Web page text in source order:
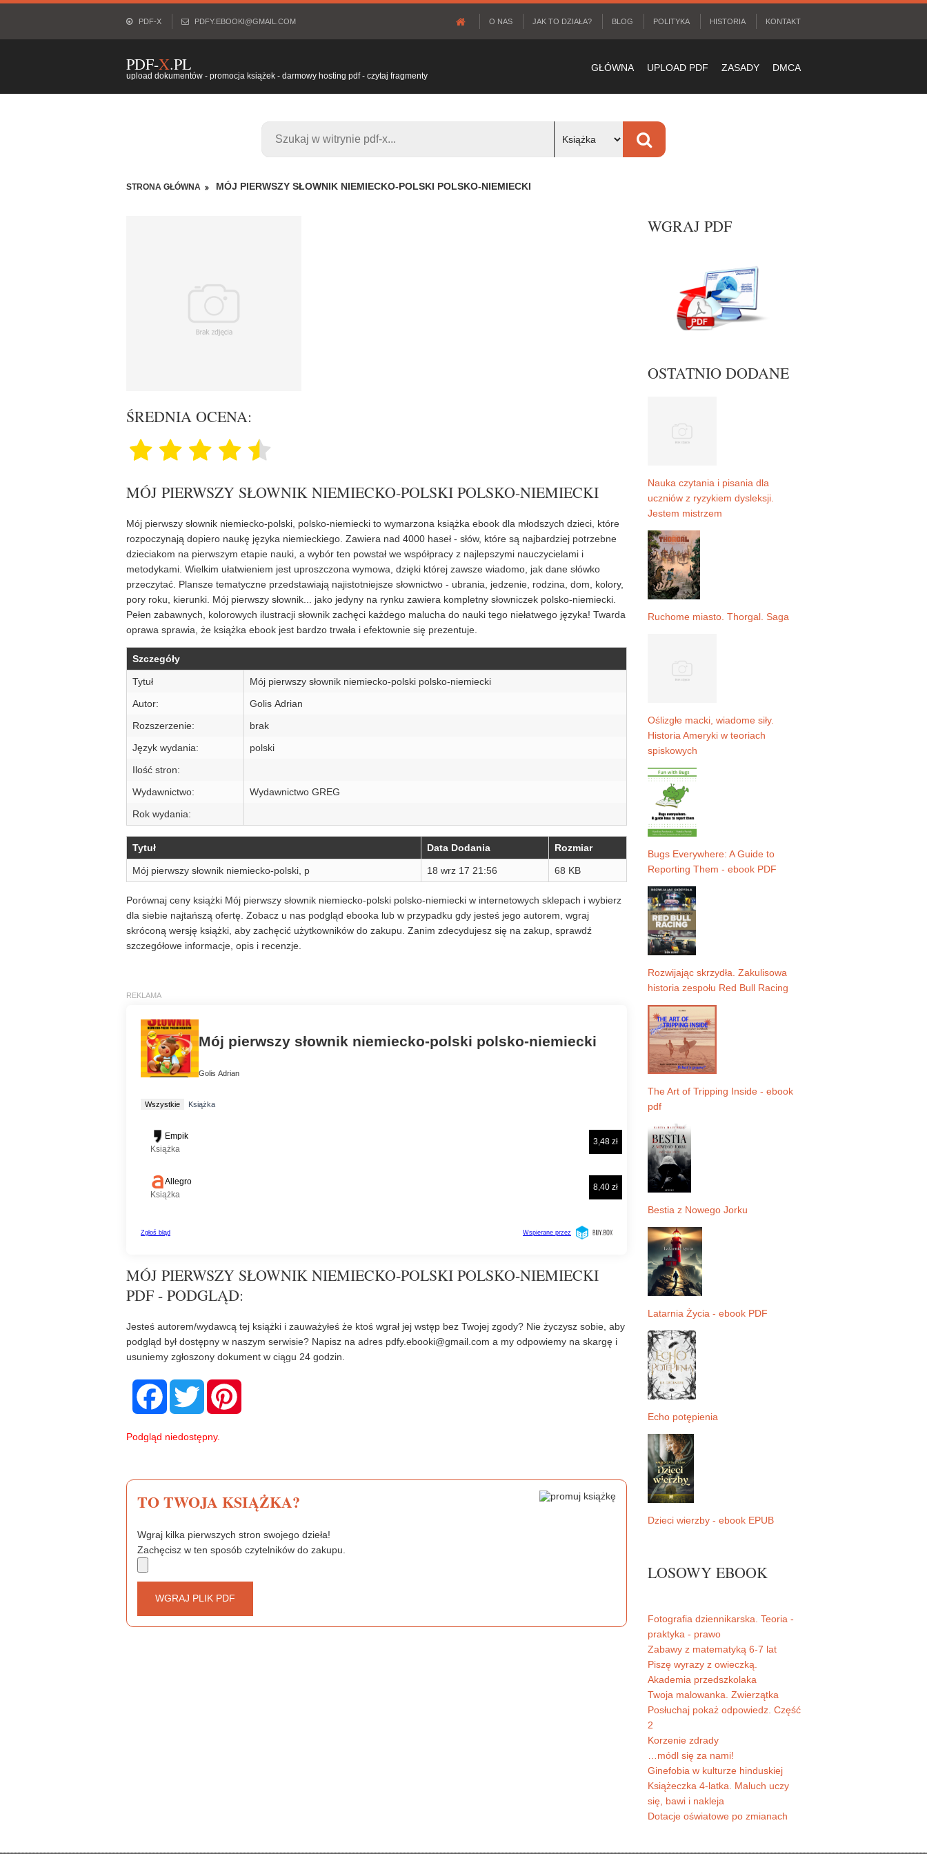
PDF-X PDFY.EBOOKI@GMAIL.COM O NAS JAK TO DZIAŁA? BLOG POLITYKA HISTORIA KONTAKT
PDF-X.PL
upload dokumentów - promocja książek - darmowy hosting pdf - czytaj fragmenty
GŁÓWNA UPLOAD PDF ZASADY DMCA
STRONA GŁÓWNA MÓJ PIERWSZY SŁOWNIK NIEMIECKO-POLSKI POLSKO-NIEMIECKI
ŚREDNIA OCENA:
MÓJ PIERWSZY SŁOWNIK NIEMIECKO-POLSKI POLSKO-NIEMIECKI
Mój pierwszy słownik niemiecko-polski, polsko-niemiecki to wymarzona książka ebook dla młodszych dzieci, które
rozpoczynają dopiero naukę języka niemieckiego. Zawiera nad 4000 haseł - słów, które są najbardziej potrzebne
dzieciakom na pierwszym etapie nauki, a wybór ten powstał we współpracy z najlepszymi nauczycielami i
metodykami. Wielkim ułatwieniem jest uproszczona wymowa, dzięki której zawsze wiadomo, jak dane słówko
przeczytać. Plansze tematyczne przedstawiają najistotniejsze słownictwo - ubrania, jedzenie, rodzina, dom, kolory,
pory roku, kierunki. Mój pierwszy słownik... jako jedyny na rynku zawiera kompletny słowniczek polsko-niemiecki.
Pełen zabawnych, kolorowych ilustracji słownik zachęci każdego malucha do nauki tego niełatwego języka! Twarda
oprawa sprawia, że książka ebook jest bardzo trwała i efektownie się prezentuje.
Szczegóły
Tytuł
Mój pierwszy słownik niemiecko-polski polsko-niemiecki
Autor:
Golis Adrian
Rozszerzenie:
brak
Język wydania:
polski
Ilość stron:
Wydawnictwo:
Wydawnictwo GREG
Rok wydania:
Tytuł Data Dodania Rozmiar
Mój pierwszy słownik niemiecko-polski, p 18 wrz 17 21:56 68 KB
Porównaj ceny książki Mój pierwszy słownik niemiecko-polski polsko-niemiecki w internetowych sklepach i wybierz
dla siebie najtańszą ofertę. Zobacz u nas podgląd ebooka lub w przypadku gdy jesteś jego autorem, wgraj
skróconą wersję książki, aby zachęcić użytkowników do zakupu. Zanim zdecydujesz się na zakup, sprawdź
szczegółowe informacje, opis i recenzje.
MÓJ PIERWSZY SŁOWNIK NIEMIECKO-POLSKI POLSKO-NIEMIECKI
PDF - PODGLĄD:
Jesteś autorem/wydawcą tej książki i zauważyłeś że ktoś wgrał jej wstęp bez Twojej zgody? Nie życzysz sobie, aby
podgląd był dostępny w naszym serwisie? Napisz na adres pdfy.ebooki@gmail.com a my odpowiemy na skargę i
usuniemy zgłoszony dokument w ciągu 24 godzin.
F
o
T
w
e
Podgląd niedostępny.
TO TWOJA KSIĄŻKA?
Wgraj kilka pierwszych stron swojego dzieła!
Zachęcisz w ten sposób czytelników do zakupu.
WGRAJ PLIK PDF
WGRAJ PDF
OSTATNIO DODANE
Nauka czytania i pisania dla
uczniów z ryzykiem dysleksji.
Jestem mistrzem
Ruchome miasto. Thorgal. Saga
Oślizgłe macki, wiadome siły.
Historia Ameryki w teoriach
spiskowych
Bugs Everywhere: A Guide to
Reporting Them - ebook PDF
Rozwijając skrzydła. Zakulisowa
historia zespołu Red Bull Racing
The Art of Tripping Inside - ebook
pdf
Bestia z Nowego Jorku
Latarnia Życia - ebook PDF
Echo potępienia
Dzieci wierzby - ebook EPUB
LOSOWY EBOOK
Fotografia dziennikarska. Teoria -
praktyka - prawo
Zabawy z matematyką 6-7 lat
Piszę wyrazy z owieczką.
Akademia przedszkolaka
Twoja malowanka. Zwierzątka
Posłuchaj pokaż odpowiedz. Część
2
Korzenie zdrady
…módl się za nami!
Ginefobia w kulturze hinduskiej
Książeczka 4-latka. Maluch uczy
się, bawi i nakleja
Dotacje oświatowe po zmianach